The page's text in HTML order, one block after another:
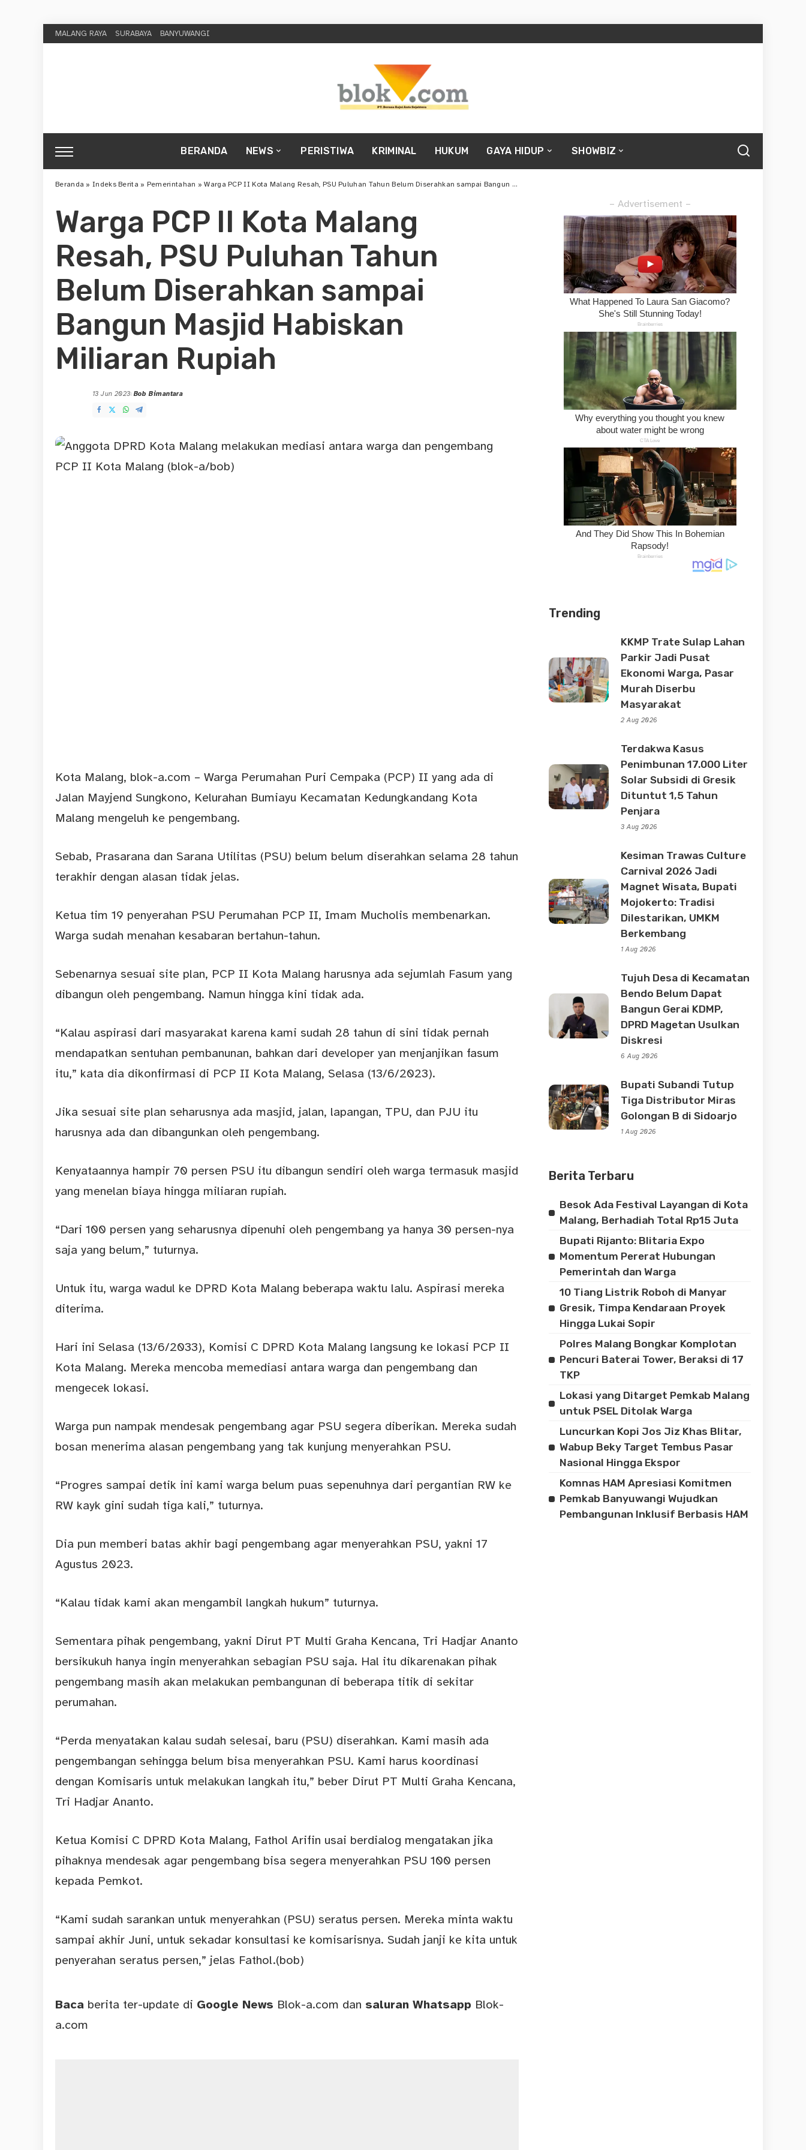
MALANG RAYA SURABAYA BANYUWANGI
BERANDA NEWS PERISTIWA KRIMINAL HUKUM GAYA HIDUP SHOWBIZ
Beranda »Indeks Berita » Pemerintahan »Warga PCP II Kota Malang Resah, PSU Puluhan Tahun Belum Diserahkan sampai Bangun Masjid Habiskan Miliaran Rupiah
Warga PCP II Kota Malang
Resah, PSU Puluhan Tahun
Belum Diserahkan sampai
Bangun Masjid Habiskan
Miliaran Rupiah
13 Jun 2023
Posted
by
Bob Bimantara
Kota Malang, blok-a.com – Warga Perumahan Puri Cempaka (PCP) II yang ada di
Jalan Mayjend Sungkono, Kelurahan Bumiayu Kecamatan Kedungkandang Kota
Malang mengeluh ke pengembang.
Sebab, Prasarana dan Sarana Utilitas (PSU) belum belum diserahkan selama 28 tahun
terakhir dengan alasan tidak jelas.
Ketua tim 19 penyerahan PSU Perumahan PCP II, Imam Mucholis membenarkan.
Warga sudah menahan kesabaran bertahun-tahun.
Sebenarnya sesuai site plan, PCP II Kota Malang harusnya ada sejumlah Fasum yang
dibangun oleh pengembang. Namun hingga kini tidak ada.
“Kalau aspirasi dari masyarakat karena kami sudah 28 tahun di sini tidak pernah
mendapatkan sentuhan pembanunan, bahkan dari developer yan menjanjikan fasum
itu,” kata dia dikonfirmasi di PCP II Kota Malang, Selasa (13/6/2023).
Jika sesuai site plan seharusnya ada masjid, jalan, lapangan, TPU, dan PJU itu
harusnya ada dan dibangunkan oleh pengembang.
Kenyataannya hampir 70 persen PSU itu dibangun sendiri oleh warga termasuk masjid
yang menelan biaya hingga miliaran rupiah.
“Dari 100 persen yang seharusnya dipenuhi oleh pengembang ya hanya 30 persen-nya
saja yang belum,” tuturnya.
Untuk itu, warga wadul ke DPRD Kota Malang beberapa waktu lalu. Aspirasi mereka
diterima.
Hari ini Selasa (13/6/2033), Komisi C DPRD Kota Malang langsung ke lokasi PCP II
Kota Malang. Mereka mencoba memediasi antara warga dan pengembang dan
mengecek lokasi.
Warga pun nampak mendesak pengembang agar PSU segera diberikan. Mereka sudah
bosan menerima alasan pengembang yang tak kunjung menyerahkan PSU.
“Progres sampai detik ini kami warga belum puas sepenuhnya dari pergantian RW ke
RW kayk gini sudah tiga kali,” tuturnya.
Dia pun memberi batas akhir bagi pengembang agar menyerahkan PSU, yakni 17
Agustus 2023.
“Kalau tidak kami akan mengambil langkah hukum” tuturnya.
Sementara pihak pengembang, yakni Dirut PT Multi Graha Kencana, Tri Hadjar Ananto
bersikukuh hanya ingin menyerahkan sebagian PSU saja. Hal itu dikarenakan pihak
pengembang masih akan melakukan pembangunan di beberapa titik di sekitar
perumahan.
“Perda menyatakan kalau sudah selesai, baru (PSU) diserahkan. Kami masih ada
pengembangan sehingga belum bisa menyerahkan PSU. Kami harus koordinasi
dengan Komisaris untuk melakukan langkah itu,” beber Dirut PT Multi Graha Kencana,
Tri Hadjar Ananto.
Ketua Komisi C DPRD Kota Malang, Fathol Arifin usai berdialog mengatakan jika
pihaknya mendesak agar pengembang bisa segera menyerahkan PSU 100 persen
kepada Pemkot.
“Kami sudah sarankan untuk menyerahkan (PSU) seratus persen. Mereka minta waktu
sampai akhir Juni, untuk sekadar konsultasi ke komisarisnya. Sudah janji ke kita untuk
penyerahan seratus persen,” jelas Fathol.(bob)
Baca berita ter-update di Google News Blok-a.com dan saluran Whatsapp Blok-
a.com
– Advertisement –
Trending
KKMP Trate Sulap Lahan
Parkir Jadi Pusat
Ekonomi Warga, Pasar
Murah Diserbu
Masyarakat
2 Aug 2026
Terdakwa Kasus
Penimbunan 17.000 Liter
Solar Subsidi di Gresik
Dituntut 1,5 Tahun
Penjara
3 Aug 2026
Kesiman Trawas Culture
Carnival 2026 Jadi
Magnet Wisata, Bupati
Mojokerto: Tradisi
Dilestarikan, UMKM
Berkembang
1 Aug 2026
Tujuh Desa di Kecamatan
Bendo Belum Dapat
Bangun Gerai KDMP,
DPRD Magetan Usulkan
Diskresi
6 Aug 2026
Bupati Subandi Tutup
Tiga Distributor Miras
Golongan B di Sidoarjo
1 Aug 2026
Berita Terbaru
Besok Ada Festival Layangan di Kota
Malang, Berhadiah Total Rp15 Juta
Bupati Rijanto: Blitaria Expo
Momentum Pererat Hubungan
Pemerintah dan Warga
10 Tiang Listrik Roboh di Manyar
Gresik, Timpa Kendaraan Proyek
Hingga Lukai Sopir
Polres Malang Bongkar Komplotan
Pencuri Baterai Tower, Beraksi di 17
TKP
Lokasi yang Ditarget Pemkab Malang
untuk PSEL Ditolak Warga
Luncurkan Kopi Jos Jiz Khas Blitar,
Wabup Beky Target Tembus Pasar
Nasional Hingga Ekspor
Komnas HAM Apresiasi Komitmen
Pemkab Banyuwangi Wujudkan
Pembangunan Inklusif Berbasis HAM